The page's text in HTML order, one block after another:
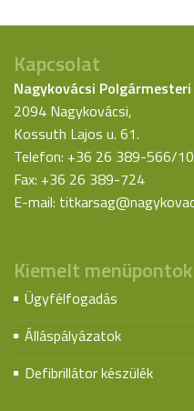
Kapcsolat
Nagykovácsi
2094 Nagykovácsi,
Kossuth Lajos u. 61.
Telefon: +36 26 389-566/
Fax: +36 26 389-724
E-mail:
Kiemelt menüpontok
Ügyfélfogadás
Álláspályázatok
Defibrillátor készülék